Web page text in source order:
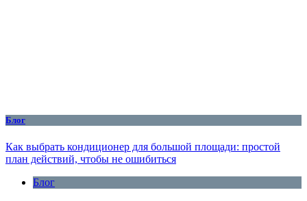
Блог
Как выбрать кондиционер для большой площади: простой
план действий, чтобы не ошибиться
Блог